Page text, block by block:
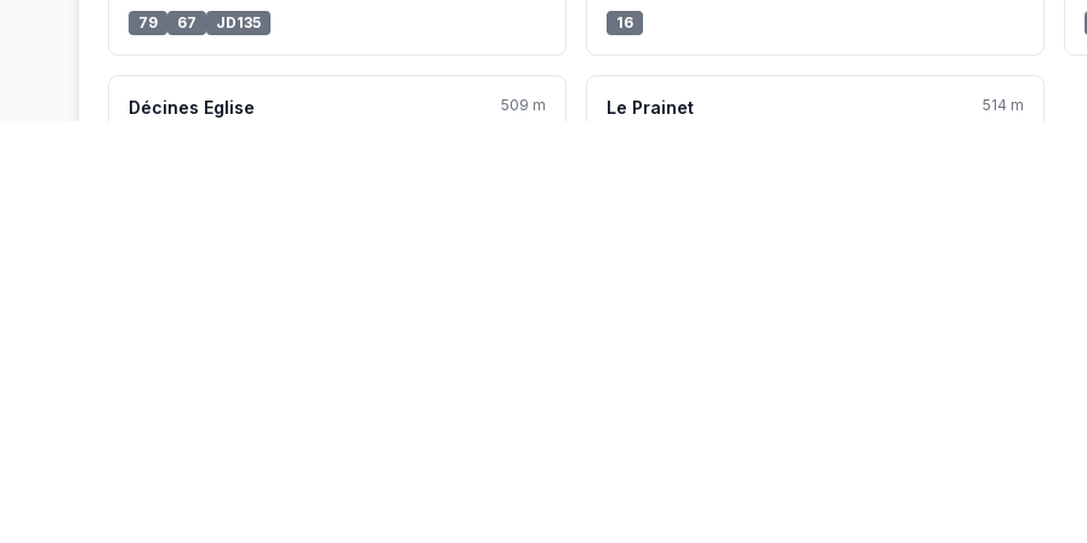
79
67 JD135
16
Décines Eglise
509 m
Le Prainet
514 m